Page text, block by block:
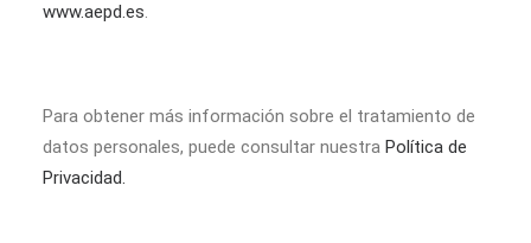
www.aepd.es.
Para obtener más información sobre el tratamiento de
datos personales, puede consultar nuestra Política de
Privacidad.